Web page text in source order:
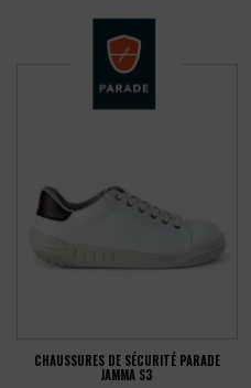
CHAUSSURES DE SÉCURITÉ PARADE
JAMMA S3